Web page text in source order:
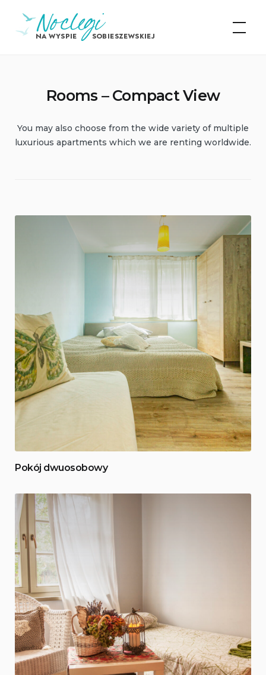
content
Noclegi na Wyspie
Sobieszewskiej
Rooms – Compact View
You may also choose from the wide variety of multiple
luxurious apartments which we are renting worldwide.
Pokój dwuosobowy